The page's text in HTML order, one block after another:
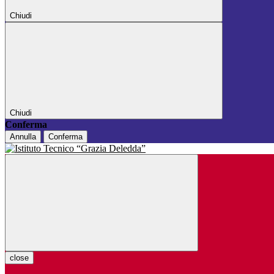
Chiudi
Chiudi
Conferma
Annulla Conferma
close